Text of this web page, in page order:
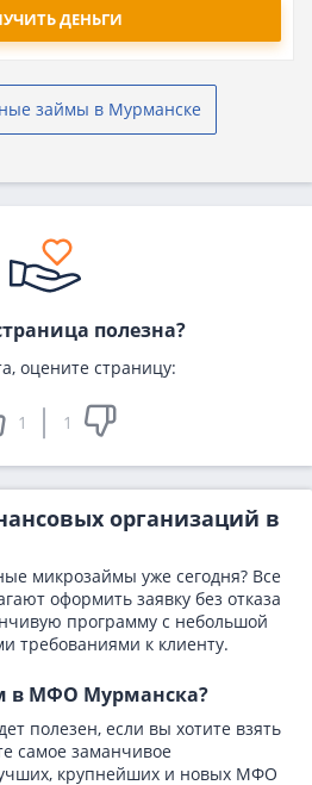
ДЕНЬГИ
займы в Мурманске
полезна?
оцените страницу:
1 1
организаций в
микрозаймы уже сегодня? Все
оформить заявку без отказа
программу с небольшой
требованиями к клиенту.
в МФО Мурманска?
полезен, если вы хотите взять
самое заманчивое
крупнейших и новых МФО